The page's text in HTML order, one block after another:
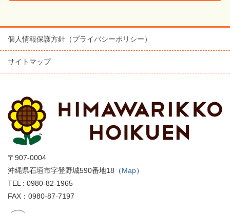
個人情報保護方針（プライバシーポリシー）
サイトマップ
〒907-0004
沖縄県石垣市字登野城590番地18（Map）
TEL : 0980-82-1965
FAX：0980-87-7197